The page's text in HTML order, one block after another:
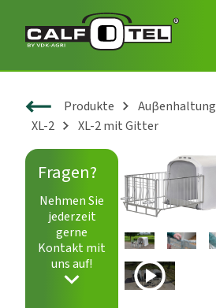
Produkte Auβenhaltung
XL-2
XL-2 mit Gitter
Fragen?
Nehmen Sie
jederzeit
gerne
Kontakt mit
uns auf!
Play